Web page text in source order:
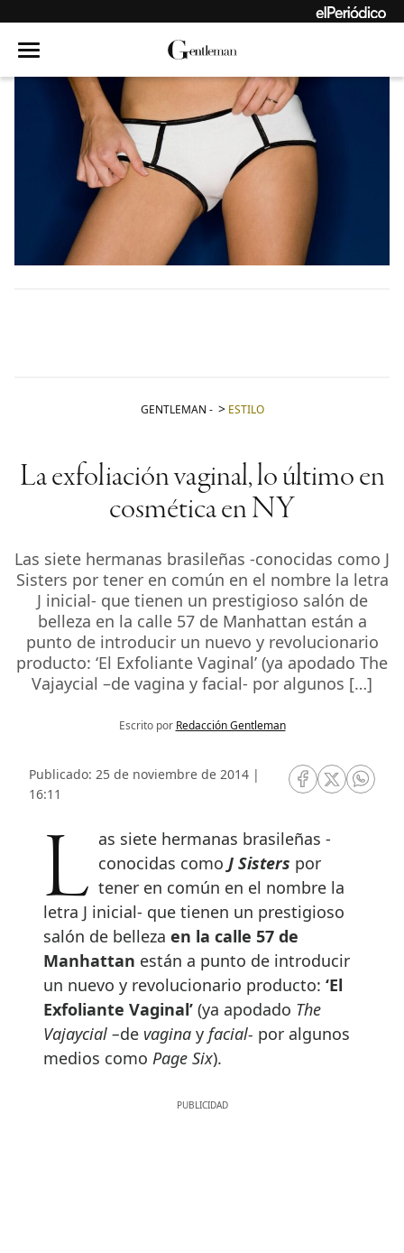
GENTLEMAN - ESTILO
La exfoliación vaginal, lo último en
cosmética en NY
Las siete hermanas brasileñas -conocidas como J
Sisters por tener en común en el nombre la letra
J inicial- que tienen un prestigioso salón de
belleza en la calle 57 de Manhattan están a
punto de introducir un nuevo y revolucionario
producto: ‘El Exfoliante Vaginal’ (ya apodado The
Vajaycial –de vagina y facial- por algunos […]
Escrito por Redacción Gentleman
Publicado: 25 de noviembre de 2014 |
16:11
RRSS Facebook
RRSSRRSS
Las siete hermanas brasileñas - conocidas comoJ Sisters por
tener en común en el nombre la
letra J inicial- que tienen un prestigioso
salón de belleza en la calle 57 de
Manhattan están a punto de introducir
un nuevo y revolucionario producto: ‘El
Exfoliante Vaginal’ (ya apodado The
Vajaycial –de vagina y facial- por algunos
medios como Page Six).